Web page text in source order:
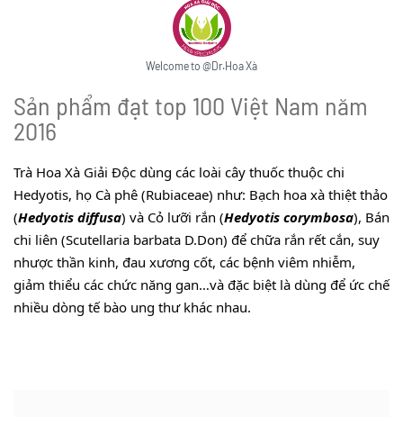
Welcome to @Dr.Hoa Xà
Sản phẩm đạt top 100 Việt Nam năm
2016
Trà Hoa Xà Giải Độc dùng các loài cây thuốc thuộc chi
Hedyotis, họ Cà phê (Rubiaceae) như: Bạch hoa xà thiệt thảo
(Hedyotis diffusa) và Cỏ lưỡi rắn (Hedyotis corymbosa), Bán
chi liên (Scutellaria barbata D.Don) để chữa rắn rết cắn, suy
nhược thần kinh, đau xương cốt, các bệnh viêm nhiễm,
giảm thiểu các chức năng gan…và đặc biệt là dùng để ức chế
nhiều dòng tế bào ung thư khác nhau.